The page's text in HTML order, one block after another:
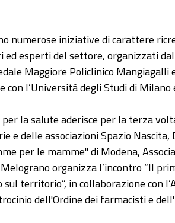
numerose iniziative di carattere
esperti del settore, organizzati
Maggiore Policlinico Mangiagalli
l’Università degli Studi di Milano
la salute aderisce per la terza
e delle associazioni Spazio
per le mamme" di Modena,
organizza l’incontro “Il
territorio”, in collaborazione con
dell'Ordine dei farmacisti e